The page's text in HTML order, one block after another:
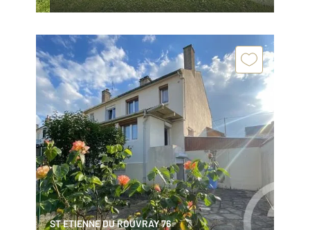
ST ETIENNE DU ROUVRAY 76